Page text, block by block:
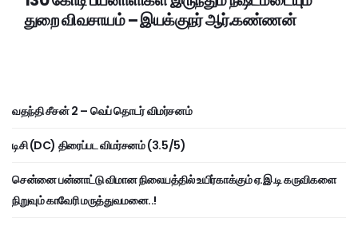
துறை விவசாயம் – இயக்குநர் ஆர்.கண்ணன்
வதந்தி சீசன் 2 – வெப் தொடர் விமர்சனம்
டிசி (DC) திரைப்பட விமர்சனம் (3.5/5)
சென்னை பன்னாட்டு விமான நிலையத்தில் உயிர்காக்கும் ஏ.இ.டி கருவிகளை
நிறுவும் காவேரி மருத்துவமனை..!